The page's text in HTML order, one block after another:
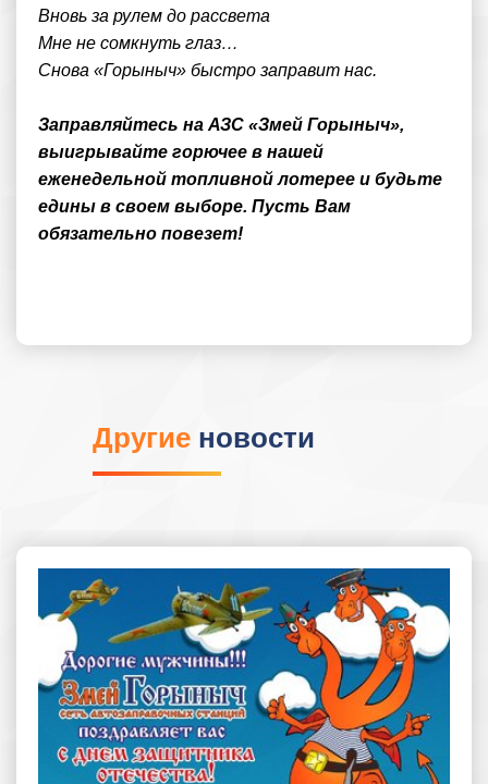
Вновь за рулем до рассвета
Мне не сомкнуть глаз…
Снова «Горыныч» быстро заправит нас.
Заправляйтесь на АЗС «Змей Горыныч»,
выигрывайте горючее в нашей
еженедельной топливной лотерее и будьте
едины в своем выборе. Пусть Вам
обязательно повезет!
Другие новости